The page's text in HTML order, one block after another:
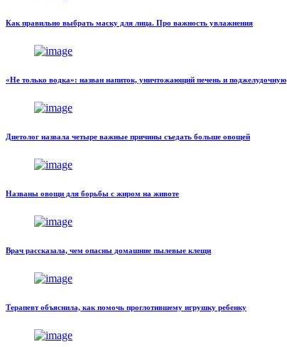
Как правильно выбрать маску для лица. Про важность увлажнения
«Не только водка»: назван напиток, уничтожающий печень и поджелудочную
Диетолог назвала четыре важные причины съедать больше овощей
Названы овощи для борьбы с жиром на животе
Врач рассказала, чем опасны домашние пылевые клещи
Терапевт объяснила, как помочь проглотившему игрушку ребенку